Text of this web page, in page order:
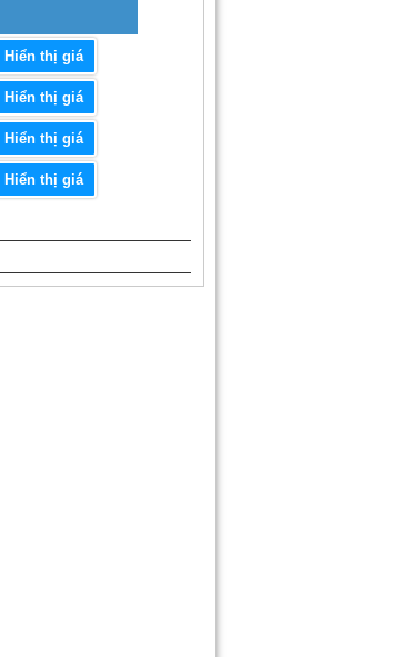
Hiển thị giá
Hiển thị giá
Hiển thị giá
Hiển thị giá